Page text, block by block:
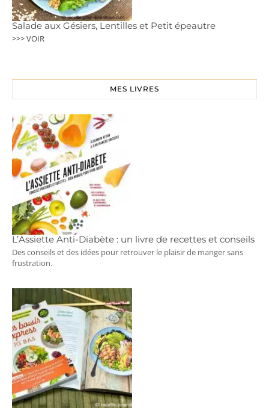
Salade aux Gésiers, Lentilles et Petit épeautre
>>> VOIR
MES LIVRES
L’Assiette Anti-Diabète : un livre de recettes et conseils
Des conseils et des idées pour retrouver le plaisir de manger sans
frustration.